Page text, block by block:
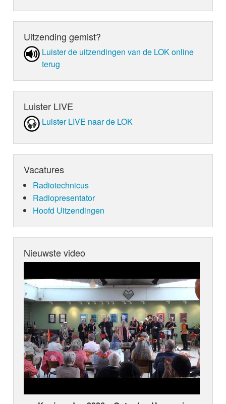
Uitzending gemist?
Luister de uit­zen­din­gen van de LOK online
terug
Luister LIVE
Luister LIVE naar de LOK
Vacatures
Radiotechnicus
Radiopresentator
Hoofd Uitzendingen
Nieuwste video